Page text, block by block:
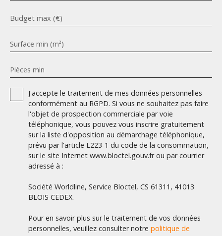
Budget max (€)
Surface min (m²)
Pièces min
J'accepte le traitement de mes données personnelles
conformément au RGPD. Si vous ne souhaitez pas faire
l'objet de prospection commerciale par voie
téléphonique, vous pouvez vous inscrire gratuitement
sur la liste d'opposition au démarchage téléphonique,
prévu par l'article L223-1 du code de la consommation,
sur le site Internet www.bloctel.gouv.fr ou par courrier
adressé à :
Société Worldline, Service Bloctel, CS 61311, 41013
BLOIS CEDEX.
Pour en savoir plus sur le traitement de vos données
personnelles, veuillez consulter notre politique de